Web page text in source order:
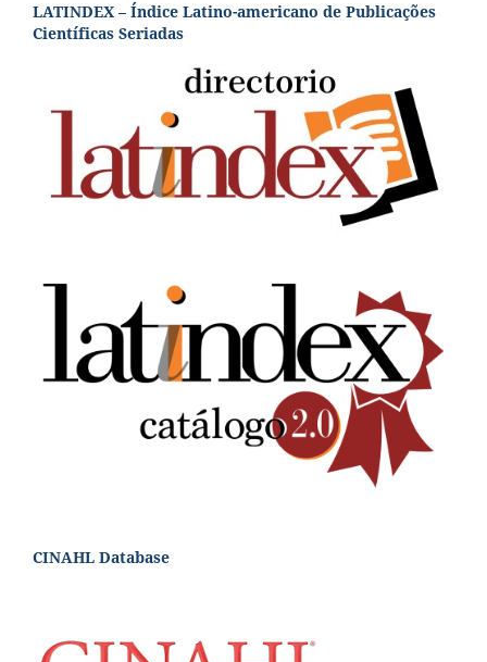
LATINDEX – Índice Latino-americano de Publicações
Científicas Seriadas
CINAHL Database